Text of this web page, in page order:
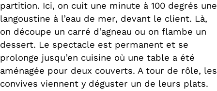
partition. Ici, on cuit une minute à 100 degrés une
langoustine à l’eau de mer, devant le client. Là,
on découpe un carré d’agneau ou on flambe un
dessert. Le spectacle est permanent et se
prolonge jusqu’en cuisine où une table a été
aménagée pour deux couverts. A tour de rôle, les
convives viennent y déguster un de leurs plats.